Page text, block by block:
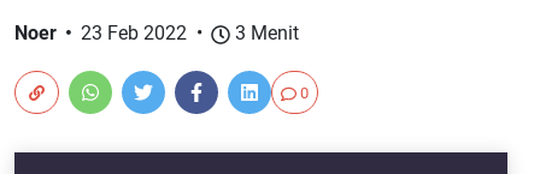
Noer 23 Feb 2022 3 Menit
0